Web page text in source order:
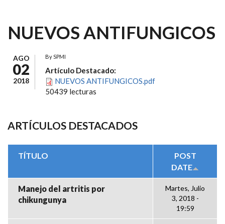
NUEVOS ANTIFUNGICOS
AGO
02
2018
BySPMI
Artículo Destacado:
NUEVOS ANTIFUNGICOS.pdf
50439 lecturas
ARTÍCULOS DESTACADOS
TÍTULO
POST
DATE
Manejo del artritis por
chikungunya
Martes, Julio
3, 2018 -
19:59